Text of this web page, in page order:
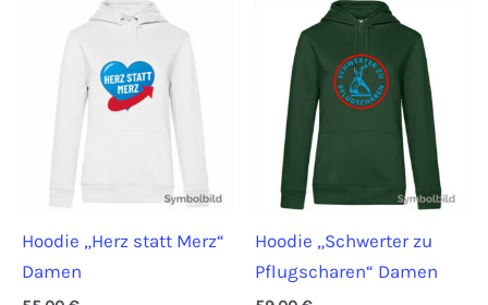
Hoodie „Herz statt Merz“
Damen
Hoodie „Schwerter zu
Pflugscharen“ Damen